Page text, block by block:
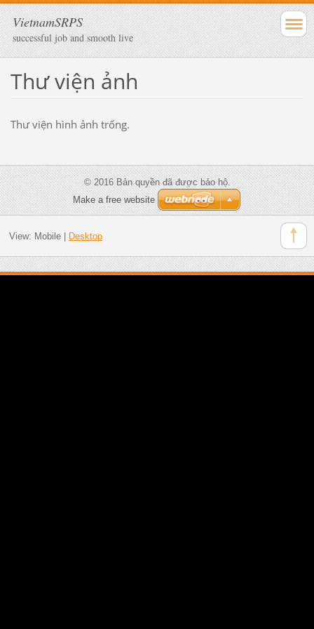
VietnamSRPS
successful job and smooth live
Thư viện ảnh
Thư viện hình ảnh trống.
© 2016 Bản quyền đã được bảo hộ.
Make a free website
View: Mobile| Desktop